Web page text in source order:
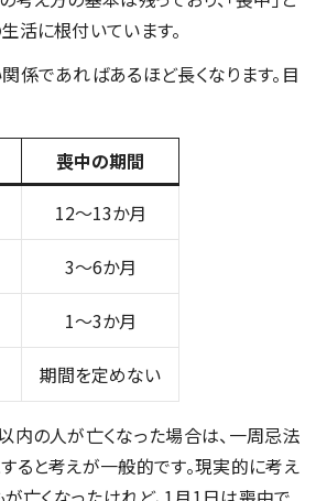
活に根付いています。
係であればあるほど長くなります。目
喪中の期間
12～13か月
3～6か月
1～3か月
期間を定めない
内の人が亡くなった場合は、一周忌法
ると考えが一般的です。現実的に考え